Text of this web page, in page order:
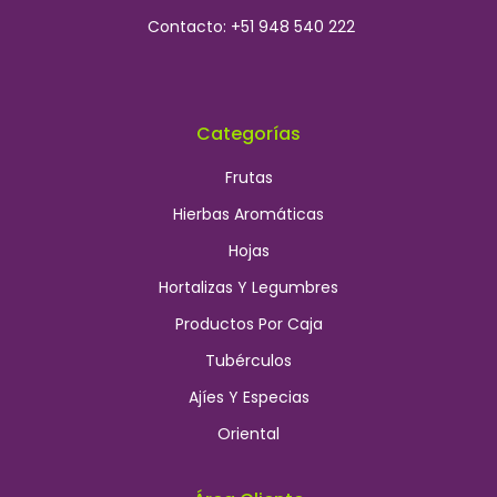
Contacto: +51 948 540 222
Categorías
Frutas
Hierbas Aromáticas
Hojas
Hortalizas Y Legumbres
Productos Por Caja
Tubérculos
Ajíes Y Especias
Oriental